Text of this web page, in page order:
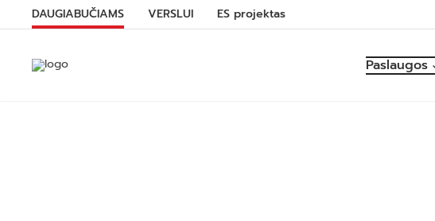
DAUGIABUČIAMS VERSLUI ES projektas
Paslaugos